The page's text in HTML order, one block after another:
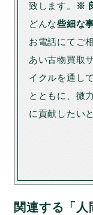
致します。
※
どんな些細な
お電話にてご
あい古物買取
イクルを通し
とともに、微
に貢献したい
関連する「人